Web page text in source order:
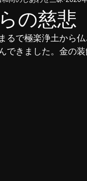
の慈悲
るで極楽浄土から
できました。金の